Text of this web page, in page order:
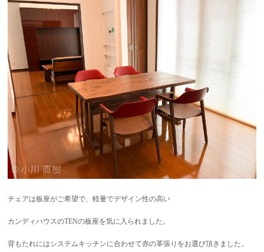
チェアは板座がご希望で、軽量でデザイン性の高い
カンディハウスのTENの板座を気に入られました。
背もたれにはシステムキッチンに合わせて赤の革張りをお選び頂きました。